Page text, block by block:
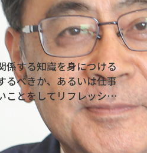
係する知識を身につける
るべきか、あるいは仕事
ことをしてリフレッシュ
活用するべきか、どちら
方だと考えますか？